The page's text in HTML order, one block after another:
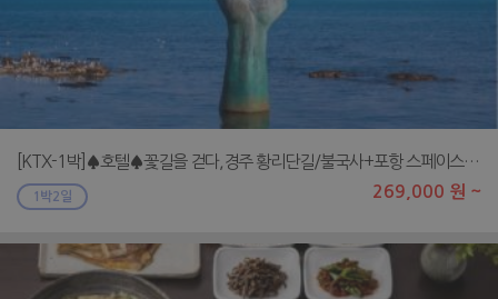
[KTX-1박]♠호텔♠꽃길을 걷다,경주 황리단길/불국사+포항 스페이스워크
1박2일 269,000 원 ~